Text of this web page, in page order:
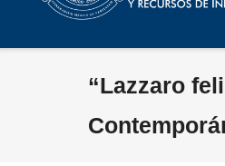
“Lazzaro